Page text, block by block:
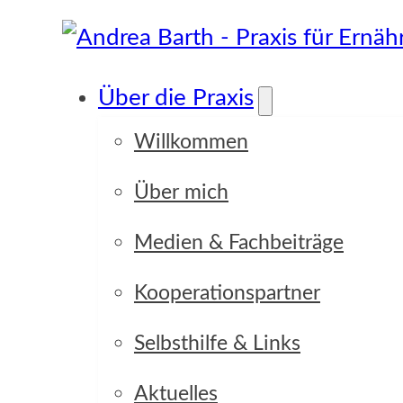
Über die Praxis
Willkommen
Über mich
Medien & Fachbeiträge
Kooperationspartner
Selbsthilfe & Links
Aktuelles